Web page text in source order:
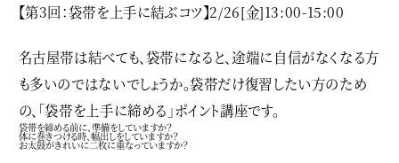
【第3回：袋帯を上手に結ぶコツ】2/26[金]13:00-15:00
名古屋帯は結べても、袋帯になると、途端に自信がなくなる方
も多いのではないでしょうか。袋帯だけ復習したい方のため
の、「袋帯を上手に締める」ポイント講座です。
袋帯を締める前に、準備をしていますか？
体に巻きつける時、幅出しをしていますか？
お太鼓がきれいに二枚に重なっていますか？